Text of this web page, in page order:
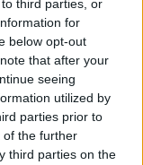
third parties, or
for
below opt-out
that after your
seeing
utilized by
parties prior to
of the further
third parties on the
del
100% del
gil.
gil